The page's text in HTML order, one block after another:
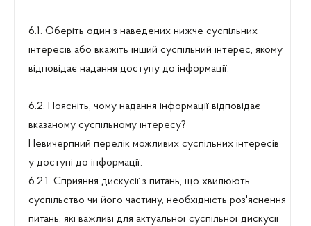
6.1. Оберіть один з наведених нижче суспільних
інтересів або вкажіть інший суспільний інтерес, якому
відповідає надання доступу до інформації.
6.2. Поясніть, чому надання інформації відповідає
вказаному суспільному інтересу?
Невичерпний перелік можливих суспільних інтересів
у доступі до інформації:
6.2.1. Сприяння дискусії з питань, що хвилюють
суспільство чи його частину, необхідність роз'яснення
питань, які важливі для актуальної суспільної дискусії